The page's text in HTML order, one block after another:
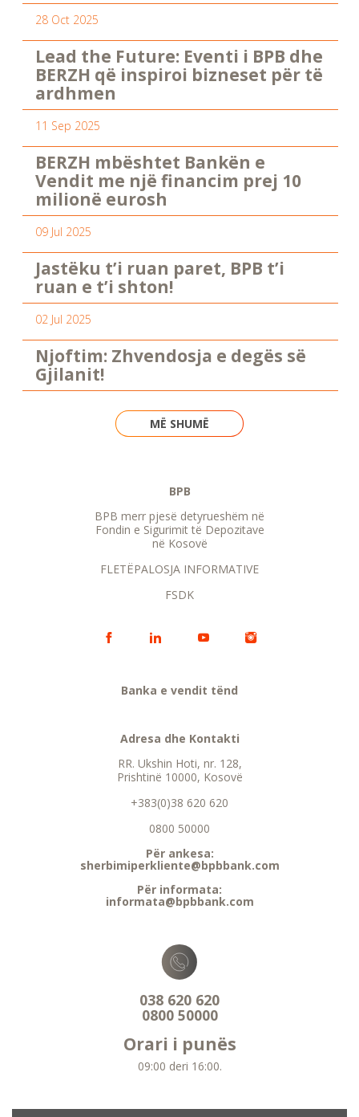
28 Oct 2025
Lead the Future: Eventi i BPB dhe
BERZH që inspiroi bizneset për të
ardhmen
11 Sep 2025
BERZH mbështet Bankën e
Vendit me një financim prej 10
milionë eurosh
09 Jul 2025
Jastëku t’i ruan paret, BPB t’i
ruan e t’i shton!
02 Jul 2025
Njoftim: Zhvendosja e degës së
Gjilanit!
MË SHUMË
BPB
BPB merr pjesë detyrueshëm në
Fondin e Sigurimit të Depozitave
në Kosovë
FLETËPALOSJA INFORMATIVE
FSDK
Banka e vendit tënd
Adresa dhe Kontakti
RR. Ukshin Hoti, nr. 128,
Prishtinë 10000, Kosovë
+383(0)38 620 620
0800 50000
Për ankesa:
sherbimiperkliente@bpbbank.com
Për informata:
informata@bpbbank.com
038 620 620
0800 50000
Orari i punës
09:00 deri 16:00.